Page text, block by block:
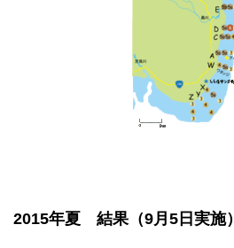
2015年夏 結果（9月5日実施）